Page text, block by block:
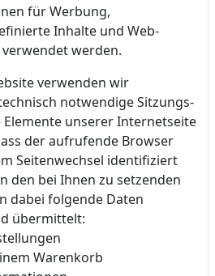
für Werbung,
Inhalte und Web-
werden.
verwenden wir
notwendige Sitzungs-
Elemente unserer Internetseite
der aufrufende Browser
Seitenwechsel identifiziert
den bei Ihnen zu setzenden
dabei folgende Daten
übermittelt:
Warenkorb